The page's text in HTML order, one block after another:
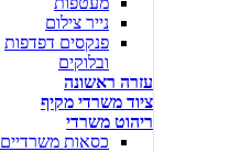
נייר צילום
פנקסים דפדפות
ובלוקים
עזרה ראשונה
ציוד משרדי מקיף
ריהוט משרדי
כסאות משרדיים